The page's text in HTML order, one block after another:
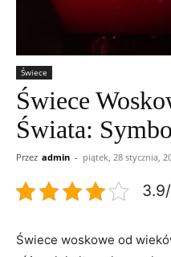
Świece
Świece
Świata:
Przez admin - piątek, 28 stycznia,
Świece woskowe od‌